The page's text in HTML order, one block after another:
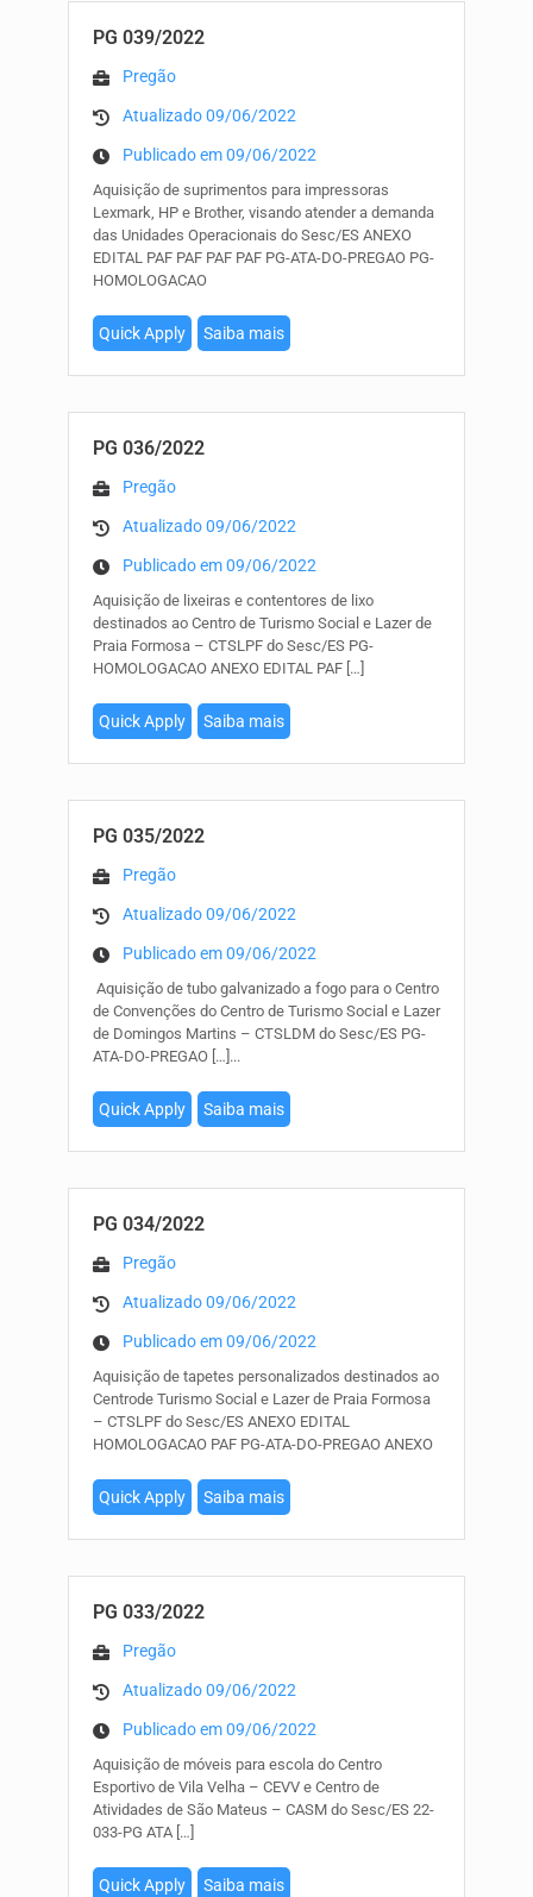
PG 039/2022
Pregão
Atualizado 09/06/2022
Publicado em 09/06/2022
Aquisição de suprimentos para impressoras
Lexmark, HP e Brother, visando atender a demanda
das Unidades Operacionais do Sesc/ES ANEXO
EDITAL PAF PAF PAF PAF PG-ATA-DO-PREGAO PG-
HOMOLOGACAO
Quick Apply Saiba mais
PG 036/2022
Pregão
Atualizado 09/06/2022
Publicado em 09/06/2022
Aquisição de lixeiras e contentores de lixo
destinados ao Centro de Turismo Social e Lazer de
Praia Formosa – CTSLPF do Sesc/ES PG-
HOMOLOGACAO ANEXO EDITAL PAF[…]
Quick Apply Saiba mais
PG 035/2022
Pregão
Atualizado 09/06/2022
Publicado em 09/06/2022
Aquisição de tubo galvanizado a fogo para o Centro
de Convenções do Centro de Turismo Social e Lazer
de Domingos Martins – CTSLDM do Sesc/ES PG-
ATA-DO-PREGAO[…]...
Quick Apply Saiba mais
PG 034/2022
Pregão
Atualizado 09/06/2022
Publicado em 09/06/2022
Aquisição de tapetes personalizados destinados ao
Centrode Turismo Social e Lazer de Praia Formosa
– CTSLPF do Sesc/ES ANEXO EDITAL
HOMOLOGACAO PAF PG-ATA-DO-PREGAO ANEXO
Quick Apply Saiba mais
PG 033/2022
Pregão
Atualizado 09/06/2022
Publicado em 09/06/2022
Aquisição de móveis para escola do Centro
Esportivo de Vila Velha – CEVV e Centro de
Atividades de São Mateus – CASM do Sesc/ES 22-
033-PG ATA[…]
Quick Apply Saiba mais